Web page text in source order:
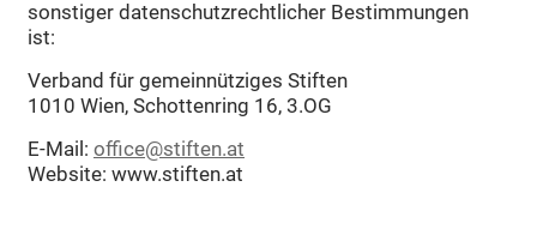
sonstiger datenschutzrechtlicher Bestimmungen
ist:
Verband für gemeinnütziges Stiften
1010 Wien, Schottenring 16, 3.OG
E-Mail: office@stiften.at
Website: www.stiften.at